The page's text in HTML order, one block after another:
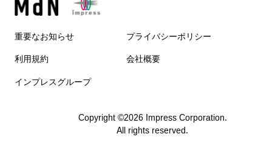
重要なお知らせ プライバシーポリシー
利用規約 会社概要
インプレスグループ